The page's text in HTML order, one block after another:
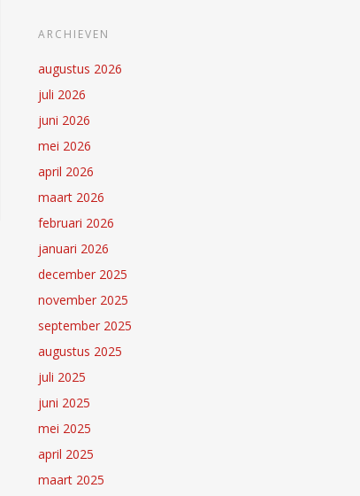
ARCHIEVEN
augustus 2026
juli 2026
juni 2026
mei 2026
april 2026
maart 2026
februari 2026
januari 2026
december 2025
november 2025
september 2025
augustus 2025
juli 2025
juni 2025
mei 2025
april 2025
maart 2025